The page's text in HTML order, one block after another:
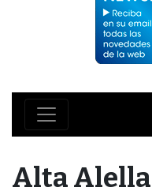
Alta Alella